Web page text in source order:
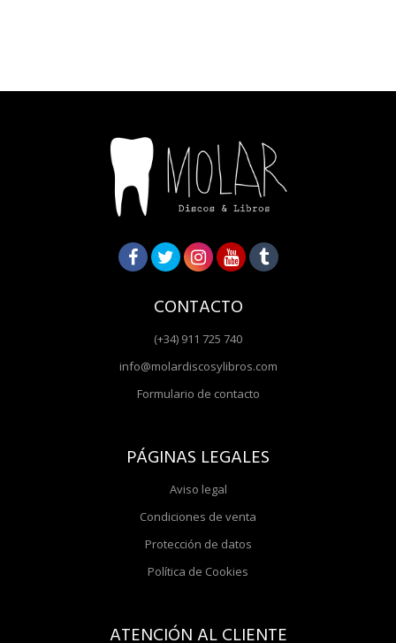
CONTACTO
(+34) 911 725 740
info@molardiscosylibros.com
Formulario de contacto
PÁGINAS LEGALES
Aviso legal
Condiciones de venta
Protección de datos
Política de Cookies
ATENCIÓN AL CLIENTE